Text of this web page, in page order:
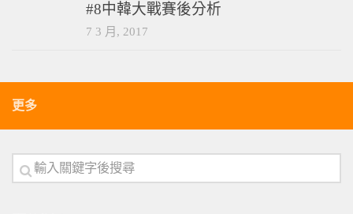
#8中韓大戰賽後分析
7 3 月, 2017
更多